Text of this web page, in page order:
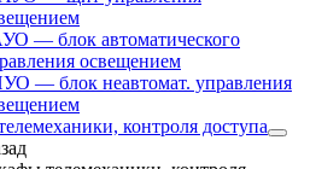
— блок автоматического
освещением
— блок неавтомат. управления
контроля доступа